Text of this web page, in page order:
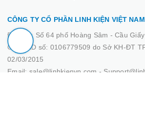
CÔNG TY CỔ PHẦN LINH KIỆN VIỆT NAM
Địa chỉ : Số 64 phố Hoàng Sâm - Cầu
GPĐKKD số: 0106779509 do Sở KH-ĐT
02/03/2015
Email: sale@linhkienvn.com -